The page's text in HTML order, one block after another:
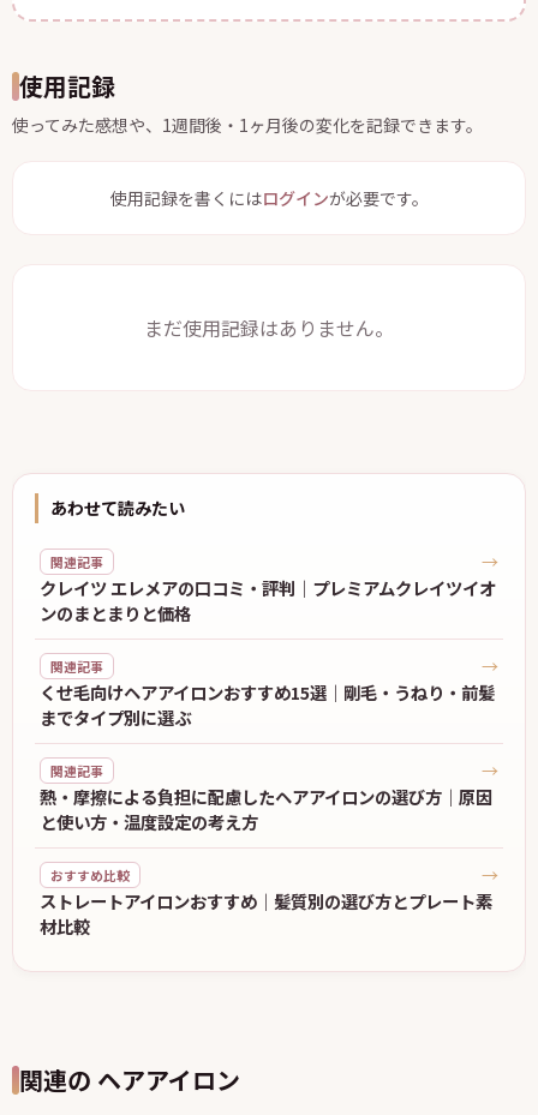
使用記録
使ってみた感想や、1週間後・1ヶ月後の変化を記録できます。
使用記録を書くにはログインが必要です。
まだ使用記録はありません。
あわせて読みたい
関連記事
クレイツ エレメアの口コミ・評判｜プレミアムクレイツイオ
ンのまとまりと価格
→
関連記事
くせ毛向けヘアアイロンおすすめ15選｜剛毛・うねり・前髪
までタイプ別に選ぶ
→
関連記事
熱・摩擦による負担に配慮したヘアアイロンの選び方｜原因
と使い方・温度設定の考え方
→
おすすめ比較
ストレートアイロンおすすめ｜髪質別の選び方とプレート素
材比較
→
関連の ヘアアイロン